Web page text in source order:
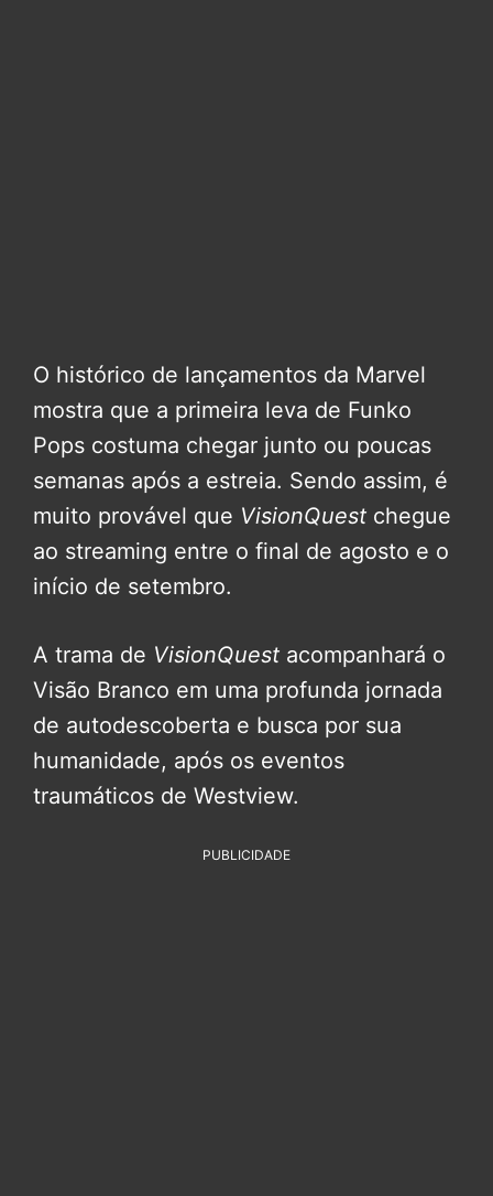
O histórico de lançamentos da Marvel
mostra que a primeira leva de Funko
Pops costuma chegar junto ou poucas
semanas após a estreia. Sendo assim, é
muito provável que VisionQuest chegue
ao streaming entre o final de agosto e o
início de setembro.
A trama de VisionQuest acompanhará o
Visão Branco em uma profunda jornada
de autodescoberta e busca por sua
humanidade, após os eventos
traumáticos de Westview.
PUBLICIDADE